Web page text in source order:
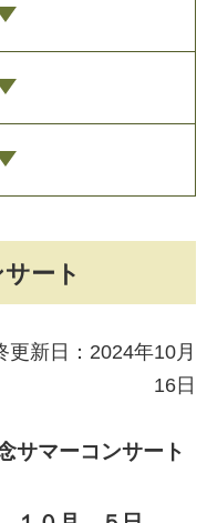
ート
新日：2024年10月
16日
マーコンサート